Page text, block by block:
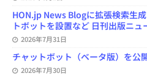
HON.jp News Blogに拡張検索生
トボットを設置など 日刊出版ニ
2026年7月31日
チャットボット（ベータ版）を公
2026年7月30日